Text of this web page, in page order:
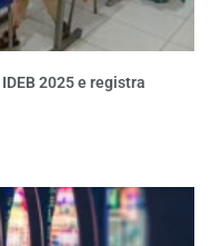
2025 e registra